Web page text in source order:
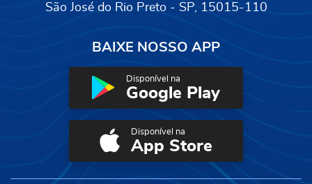
São José do Rio Preto - SP, 15015-110
BAIXE NOSSO APP
Disponível na
Google Play
Disponível na
App Store